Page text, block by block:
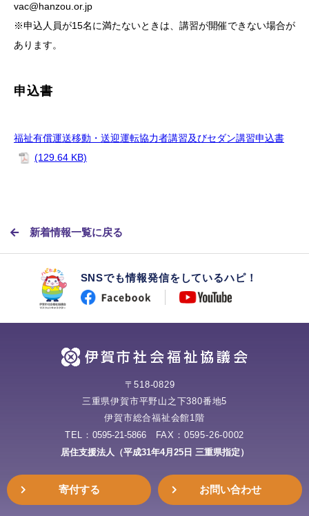
vac@hanzou.or.jp
※申込人員が15名に満たないときは、講習が開催できない場合が
あります。
申込書
福祉有償運送移動・送迎運転協力者講習及びセダン講習申込書
(129.64 KB)
新着情報一覧に戻る
SNSでも情報発信をしているハピ！
〒518-0829
三重県伊賀市平野山之下380番地5
伊賀市総合福祉会館1階
TEL： 0595-21-5866FAX：0595-26-0002
居住支援法人（平成31年4月25日 三重県指定）
寄付する お問い合わせ